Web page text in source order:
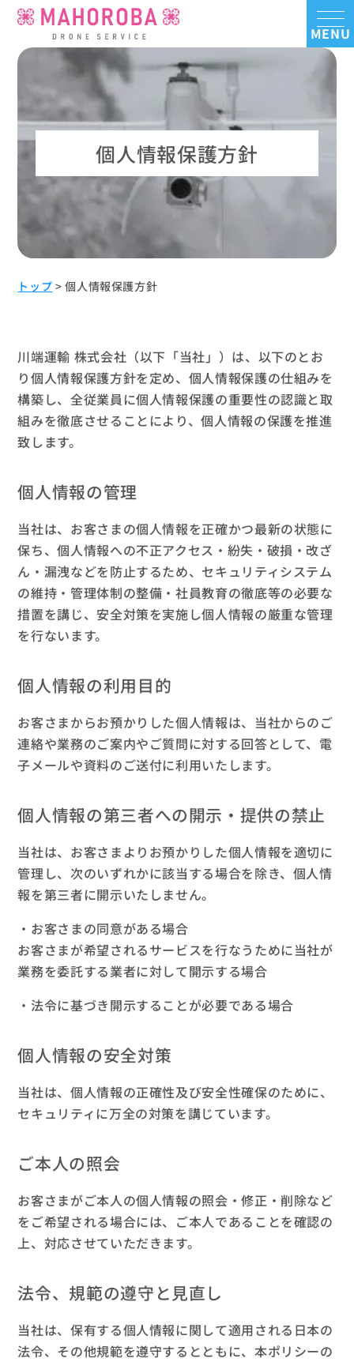
個人情報保護方針
トップ >個人情報保護方針
川端運輸 株式会社（以下「当社」）は、以下のとお
り個人情報保護方針を定め、個人情報保護の仕組みを
構築し、全従業員に個人情報保護の重要性の認識と取
組みを徹底させることにより、個人情報の保護を推進
致します。
個人情報の管理
当社は、お客さまの個人情報を正確かつ最新の状態に
保ち、個人情報への不正アクセス・紛失・破損・改ざ
ん・漏洩などを防止するため、セキュリティシステム
の維持・管理体制の整備・社員教育の徹底等の必要な
措置を講じ、安全対策を実施し個人情報の厳重な管理
を行ないます。
個人情報の利用目的
お客さまからお預かりした個人情報は、当社からのご
連絡や業務のご案内やご質問に対する回答として、電
子メールや資料のご送付に利用いたします。
個人情報の第三者への開示・提供の禁止
当社は、お客さまよりお預かりした個人情報を適切に
管理し、次のいずれかに該当する場合を除き、個人情
報を第三者に開示いたしません。
・お客さまの同意がある場合
お客さまが希望されるサービスを行なうために当社が
業務を委託する業者に対して開示する場合
・法令に基づき開示することが必要である場合
個人情報の安全対策
当社は、個人情報の正確性及び安全性確保のために、
セキュリティに万全の対策を講じています。
ご本人の照会
お客さまがご本人の個人情報の照会・修正・削除など
をご希望される場合には、ご本人であることを確認の
上、対応させていただきます。
法令、規範の遵守と見直し
当社は、保有する個人情報に関して適用される日本の
法令、その他規範を遵守するとともに、本ポリシーの